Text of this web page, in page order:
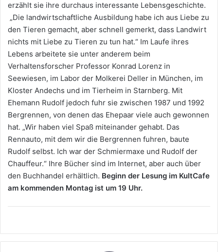
erzählt sie ihre durchaus interessante Lebensgeschichte.
„Die landwirtschaftliche Ausbildung habe ich aus Liebe zu
den Tieren gemacht, aber schnell gemerkt, dass Landwirt
nichts mit Liebe zu Tieren zu tun hat.“ Im Laufe ihres
Lebens arbeitete sie unter anderem beim
Verhaltensforscher Professor Konrad Lorenz in
Seewiesen, im Labor der Molkerei Deller in München, im
Kloster Andechs und im Tierheim in Starnberg. Mit
Ehemann Rudolf jedoch fuhr sie zwischen 1987 und 1992
Bergrennen, von denen das Ehepaar viele auch gewonnen
hat. „Wir haben viel Spaß miteinander gehabt. Das
Rennauto, mit dem wir die Bergrennen fuhren, baute
Rudolf selbst. Ich war der Schmiermaxe und Rudolf der
Chauffeur.“ Ihre Bücher sind im Internet, aber auch über
den Buchhandel erhältlich. Beginn der Lesung im KultCafe
am kommenden Montag ist um 19 Uhr.